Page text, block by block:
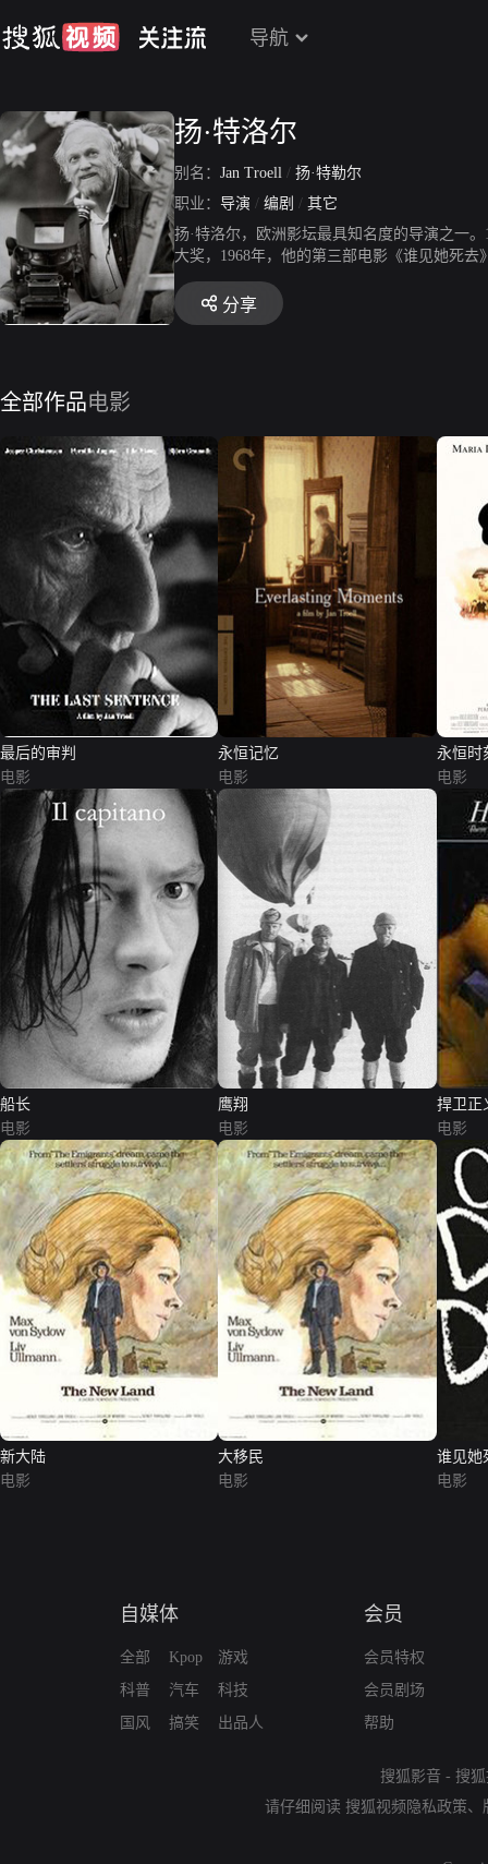
导航
扬·特洛尔
别名： Jan Troell / 扬·特勒尔
职业： 导演 / 编剧 / 其它
扬·特洛尔，欧洲影坛最具知名度的导演之一
大奖，1968年，他的第三部电影《谁见她死
的导演。1971年，他的《大移民》入围了奥
时刻》讲述了瑞典首位女摄影师玛拉拉森的
分享
全部作品电影
最后的审判
电影
永恒记忆
电影
永恒时
电影
船长
电影
鹰翔
电影
捍卫正
电影
新大陆
电影
大移民
电影
谁见她
电影
自媒体
全部
科普
国风
Kpop
汽车
搞笑
游戏
科技
出品人
会员
会员特权
会员剧场
帮助
搜狐影音 - 搜
请仔细阅读 搜狐视频隐私政策、